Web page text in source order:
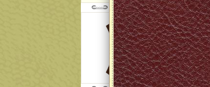
Модель:
далее